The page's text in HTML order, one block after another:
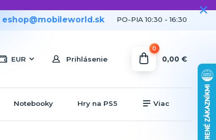
EUR Prihlásenie
eshop@mobileworld.sk PO-PIA 10:30 - 16:30
0
0,00 €
Notebooky Hry na PS5 Viac